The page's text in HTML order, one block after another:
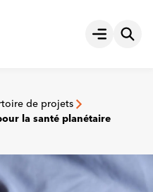
Ouvrir le
de projets
la santé planétaire